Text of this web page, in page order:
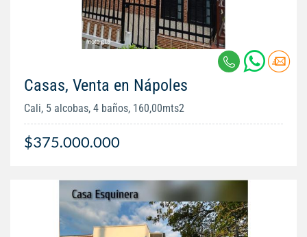
Casas, Venta en Nápoles
Cali, 5 alcobas, 4 baños, 160,00mts2
$375.000.000